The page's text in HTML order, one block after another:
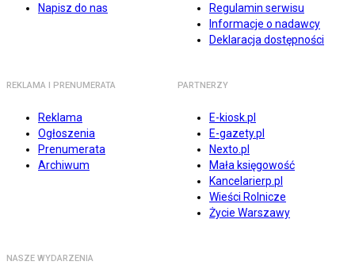
Napisz do nas
Regulamin serwisu
Informacje o nadawcy
Deklaracja dostępności
REKLAMA I PRENUMERATA
Reklama
Ogłoszenia
Prenumerata
Archiwum
PARTNERZY
E-kiosk.pl
E-gazety.pl
Nexto.pl
Mała księgowość
Kancelarierp.pl
Wieści Rolnicze
Życie Warszawy
NASZE WYDARZENIA